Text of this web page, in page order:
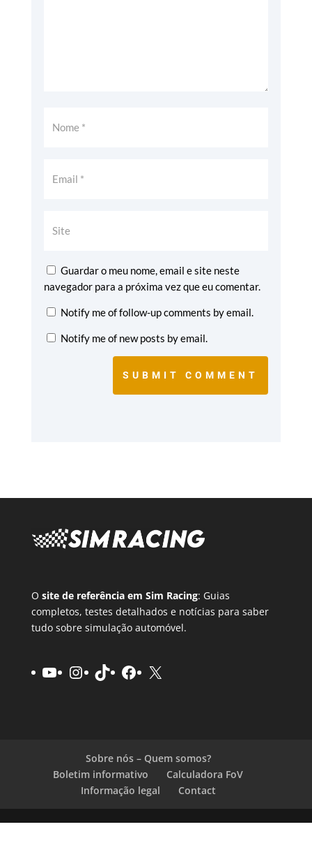
Guardar o meu nome, email e site neste
navegador para a próxima vez que eu comentar.
Notify me of follow-up comments by email.
Notify me of new posts by email.
SUBMIT COMMENT
O site de referência em Sim Racing: Guias
completos, testes detalhados e notícias para saber
tudo sobre simulação automóvel.
YouTube
Instagram
TikTokFacebook
X
Sobre nós – Quem somos?
Boletim informativo
Calculadora FoV
Informação legal
Contact